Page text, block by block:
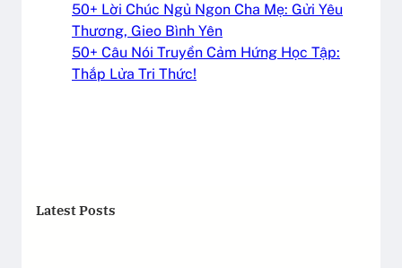
50+ Lời Chúc Ngủ Ngon Cha Mẹ: Gửi Yêu
Thương, Gieo Bình Yên
50+ Câu Nói Truyền Cảm Hứng Học Tập:
Thắp Lửa Tri Thức!
Latest Posts